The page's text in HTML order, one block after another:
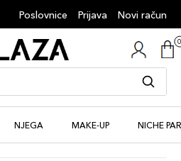
Poslovnice Prijava Novi račun
NJEGA MAKE-UP NICHE